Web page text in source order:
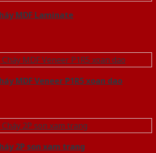
MDF Laminate
MDF Veneer P1R5 xoan dao
2P son xam trang